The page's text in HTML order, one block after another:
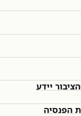
יידע
הפנסיה